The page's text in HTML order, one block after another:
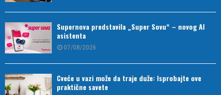
Supernova predstavila „Super Sovu“ – novog AI
asistenta
07/08/2026
Cveće u vazi može da traje duže: Isprobajte ove
praktične savete